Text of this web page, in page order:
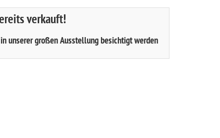
verkauft!
unserer großen Ausstellung besichtigt werden